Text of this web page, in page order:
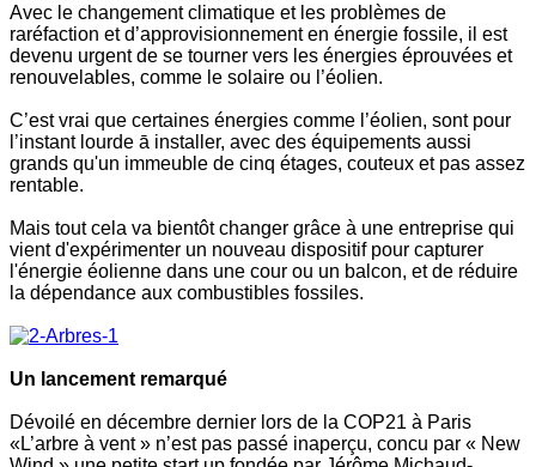
Avec le changement climatique et les problèmes de
raréfaction et d’approvisionnement en énergie fossile, il est
devenu urgent de se tourner vers les énergies éprouvées et
renouvelables, comme le solaire ou l’éolien.
C’est vrai que certaines énergies comme l’éolien, sont pour
l’instant lourde ā installer, avec des équipements aussi
grands qu'un immeuble de cinq étages, couteux et pas assez
rentable.
Mais tout cela va bientôt changer grâce à une entreprise qui
vient d'expérimenter un nouveau dispositif pour capturer
l'énergie éolienne dans une cour ou un balcon, et de réduire
la dépendance aux combustibles fossiles.
Un lancement remarqué
Dévoilé en décembre dernier lors de la COP21 à Paris
«L’arbre à vent » n’est pas passé inaperçu, concu par « New